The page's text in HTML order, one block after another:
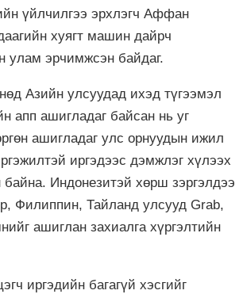
үйлчилгээ эрхлэгч Аффан
хуягт машин дайрч
улам эрчимжсэн байдаг.
Азийн улсуудад ихэд түгээмэл
апп ашигладаг байсан нь уг
ашигладаг улс орнуудын ижил
иргэдээс дэмжлэг хүлээх
байна. Индонезитэй хөрш зэргэлдээ
Филиппин, Тайланд улсууд Grab,
ашиглан захиалга хүргэлтийн
иргэдийн багагүй хэсгийг